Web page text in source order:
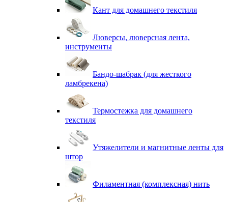
Кант для домашнего текстиля
Люверсы, люверсная лента,
инструменты
Бандо-шабрак (для жесткого
ламбрекена)
Термостежка для домашнего
текстиля
Утяжелители и магнитные ленты для
штор
Филаментная (комплексная) нить